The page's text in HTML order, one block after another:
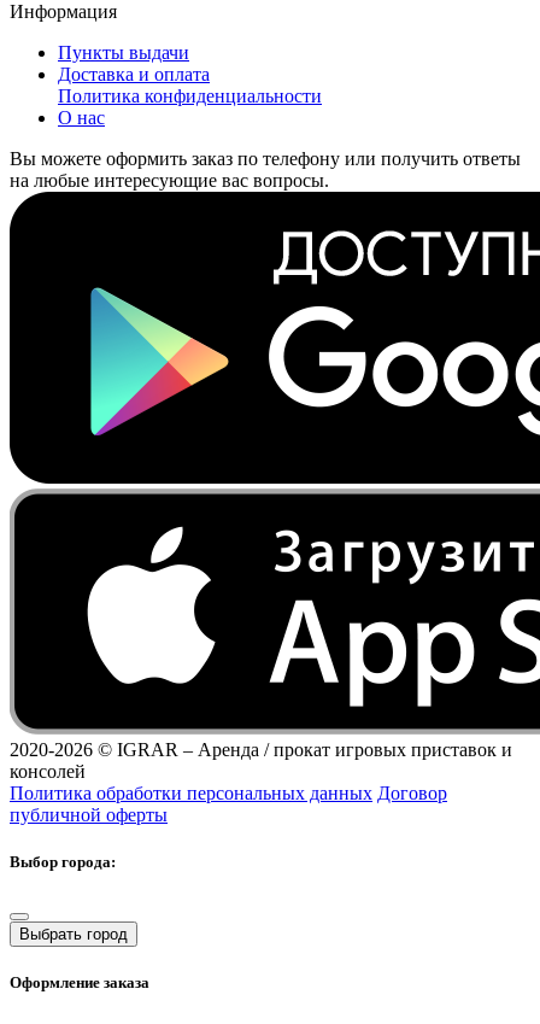
Информация
Пункты выдачи
Доставка и оплата
Политика конфиденциальности
О нас
Вы можете оформить заказ по телефону или получить ответы
на любые интересующие вас вопросы.
2020-2026 © IGRAR – Аренда / прокат игровых приставок и
консолей
Политика обработки персональных данных Договор
публичной оферты
Выбор города:
Выбрать город
Оформление заказа